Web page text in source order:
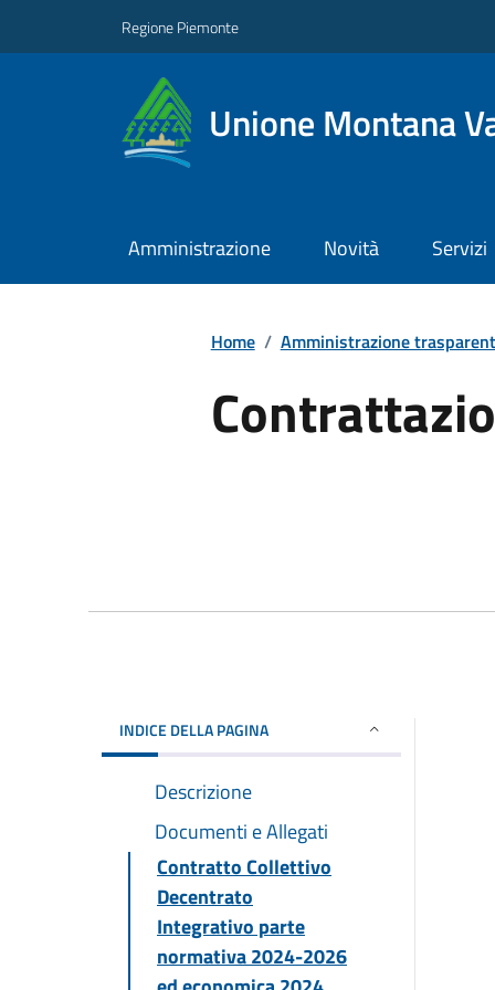
Regione Piemonte
Unione Montana
Amministrazione Novità Servizi
Home / Amministrazione
INDICE DELLA PAGINA
Descrizione
Documenti e Allegati
Contratto Collettivo
Decentrato
Integrativo parte
normativa 2024-2026